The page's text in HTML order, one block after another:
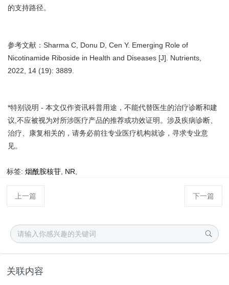
的支持路径。
参考文献：Sharma C, Donu D, Cen Y. Emerging Role of
Nicotinamide Riboside in Health and Diseases [J]. Nutrients,
2022, 14 (19): 3889.
*特别说明 - 本文仅作资讯科普用途，不能代替医生的治疗诊断和建
议,不应被视为对所涉医疗产品的推荐或功效证明。涉及疾病诊断、
治疗、康复相关的，请务必前往专业医疗机构就诊，寻求专业意
见。
标签: 烟酰胺核苷, NR,
上一篇 下一篇
关联内容